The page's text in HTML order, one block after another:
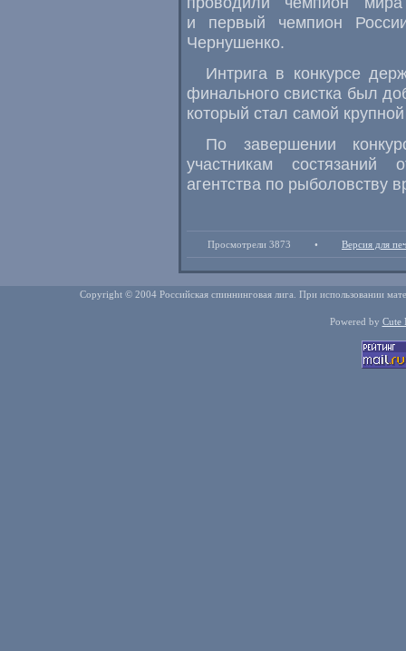
и первый чемпион
Чернушенко.
Интрига в конкурсе
финального свистка был
который стал самой
По завершении
участникам состязаний
агентства по рыболовству
Просмотрели 3873 • Версия для
Copyright © 2004 Российская спиннинговая лига. При использовании
Powered by Cute